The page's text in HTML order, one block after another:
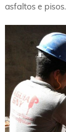
asfaltos e pisos.